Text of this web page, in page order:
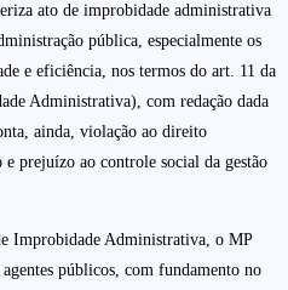
ato de improbidade administrativa
pública, especialmente os
e eficiência, nos termos do art. 11 da
Administrativa), com redação dada
ainda, violação ao direito
prejuízo ao controle social da gestão
Improbidade Administrativa, o MP
públicos, com fundamento no